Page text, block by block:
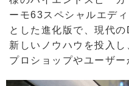
ーモ63スペシャルエデ
とした進化版で、現代
新しいノウハウを投入
プロショップやユーザー